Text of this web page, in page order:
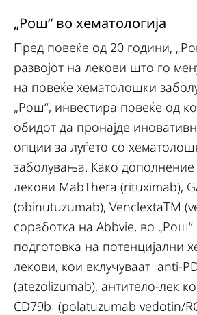
„Рош“ во хематологија
Пред повеќе од 20 години,
развојот на лекови што го
на повеќе хематолошки
„Рош“, инвестира повеќе од
обидот да пронајде
опции за луѓето со
заболувања. Како
лекови MabThera (rituximab),
(obinutuzumab), VenclextaТМ
соработка на Abbvie, во
подготовка на потенцијални
лекови, кои вклучуваат anti-
(atezolizumab), антитело-лек
CD79b (polatuzumab vedotin/